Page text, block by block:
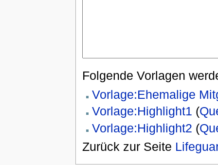
Folgende Vorlagen
Vorlage:Ehemalige
Vorlage:Highlight1 (
Vorlage:Highlight2 (
Zurück zur Seite